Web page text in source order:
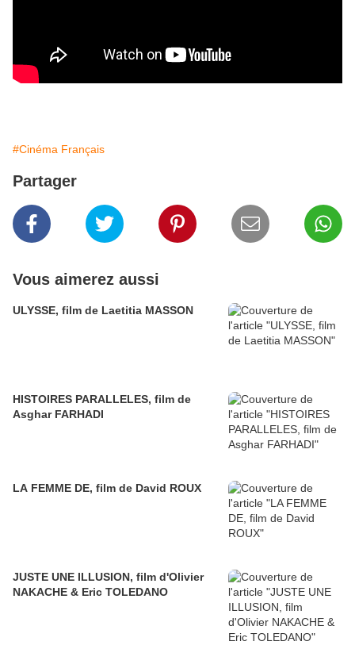
#Cinéma Français
Partager
Vous aimerez aussi
ULYSSE, film de Laetitia MASSON
HISTOIRES PARALLELES, film de
Asghar FARHADI
LA FEMME DE, film de David ROUX
JUSTE UNE ILLUSION, film d'Olivier
NAKACHE & Eric TOLEDANO